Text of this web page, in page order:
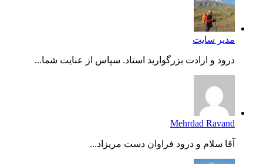
مدیر سایت
درود و ارادت بزرگوارید استاد. سپاس از عنایت شما...
Mehrdad Ravand
آقا سلام و درود فراوان دست مریزاد...